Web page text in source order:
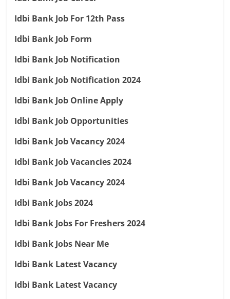
Idbi Bank Job For 12th Pass
Idbi Bank Job Form
Idbi Bank Job Notification
Idbi Bank Job Notification 2024
Idbi Bank Job Online Apply
Idbi Bank Job Opportunities
Idbi Bank Job Vacancy 2024
Idbi Bank Job Vacancies 2024
Idbi Bank Job Vacancy 2024
Idbi Bank Jobs 2024
Idbi Bank Jobs For Freshers 2024
Idbi Bank Jobs Near Me
Idbi Bank Latest Vacancy
Idbi Bank Latest Vacancy